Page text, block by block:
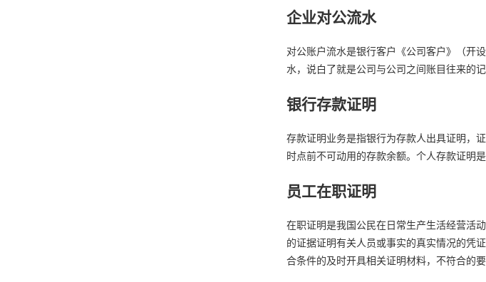
企业对公流水
对公账户流水是银行客户《公司客户》（开
水，说白了就是公司与公司之间账目往来的
银行存款证明
存款证明业务是指银行为存款人出具证明，
时点前不可动用的存款余额。个人存款证明
员工在职证明
在职证明是我国公民在日常生产生活经营活
的证据证明有关人员或事实的真实情况的凭
合条件的及时开具相关证明材料，不符合的